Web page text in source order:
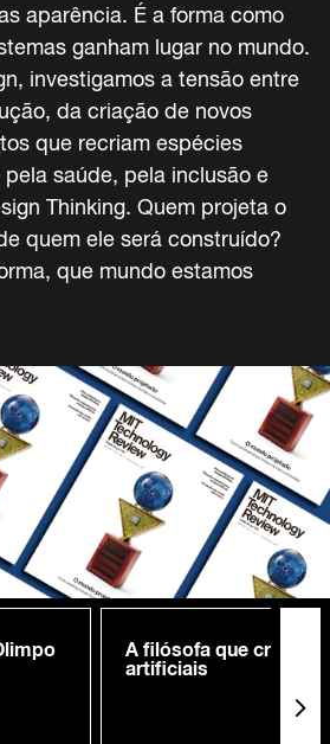
aparência. É a forma como
ganham lugar no mundo.
investigamos a tensão entre
da criação de novos
que recriam espécies
saúde, pela inclusão e
Thinking. Quem projeta o
quem ele será construído?
que mundo estamos
A filósofa que cria
artificiais